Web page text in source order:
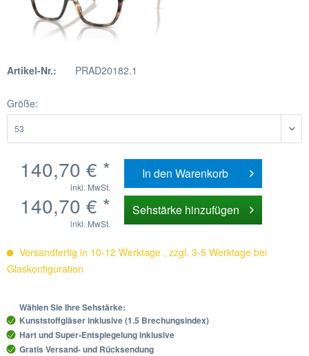
Artikel-Nr.: PRAD20182.1
Größe:
140,70 € *
inkl. MwSt.
In den Warenkorb
140,70 € *
inkl. MwSt.
Sehstärke hinzufügen
Versandfertig in 10-12 Werktage , zzgl. 3-5 Werktage bei
Glaskonfiguration
Wählen Sie Ihre Sehstärke:
Kunststoffgläser inklusive (1.5 Brechungsindex)
Hart und Super-Entspiegelung inklusive
Gratis Versand- und Rücksendung